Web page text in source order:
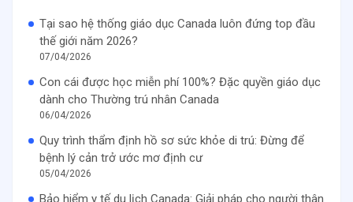
Tại sao hệ thống giáo dục Canada luôn đứng top đầu
thế giới năm 2026?
07/04/2026
Con cái được học miễn phí 100%? Đặc quyền giáo dục
dành cho Thường trú nhân Canada
06/04/2026
Quy trình thẩm định hồ sơ sức khỏe di trú: Đừng để
bệnh lý cản trở ước mơ định cư
05/04/2026
Bảo hiểm y tế du lịch Canada: Giải pháp cho người thân